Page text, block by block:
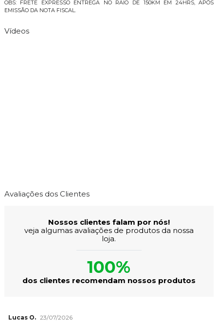
OBS: FRETE EXPRESSO ENTREGA NO RAIO DE 150KM EM 24HRS, APÓS
EMISSÃO DA NOTA FISCAL.
Vídeos
Avaliações dos Clientes
Nossos clientes falam por nós!
veja algumas avaliações de produtos da nossa
loja.
100%
dos clientes recomendam nossos produtos
Lucas O. 23/07/2026